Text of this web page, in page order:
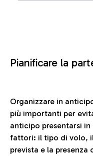
Pianificare la
Organizzare in
più importanti per
anticipo presentarsi
fattori: il tipo di volo, il
prevista e la